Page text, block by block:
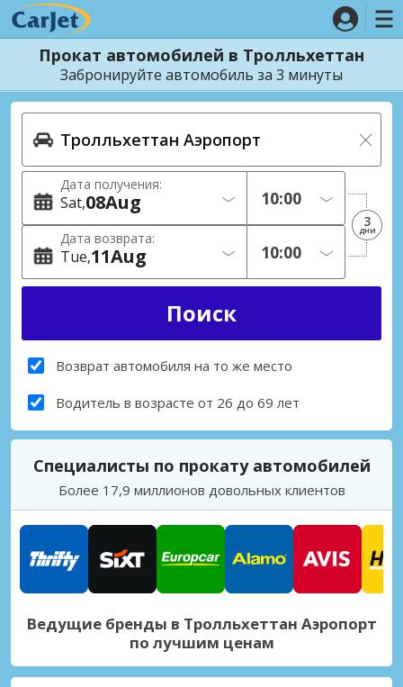
Прокат автомобилей в Тролльхеттан
Забронируйте автомобиль за 3 минуты
Дата получения:
Sat 08Aug
Дата возврата:
Tue 11Aug
3
дни
Возврат автомобиля на то же место
Водитель в возрасте от 26 до 69 лет
Специалисты по прокату автомобилей
Более 17,9 миллионов довольных клиентов
Ведущие бренды в Тролльхеттан Аэропорт
по лучшим ценам